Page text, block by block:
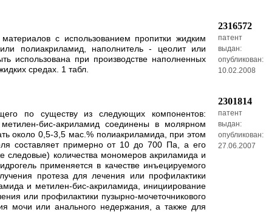
с использованием пропитки жидким
полиакриламид, наполнитель - цеолит или
использована при производстве наполненных
средах. 1 табл.
2316572
патент
выдан:
опубликован:
10.02.2008
по существу из следующих компонентов:
бис-акриламид соединены в молярном
около 0,5-3,5 мас.% полиакриламида, при этом
составляет примерно от 10 до 700 Па, а его
следовые) количества мономеров акриламида и
применяется в качестве инъецируемого
протеза для лечения или профилактики
и метилен-бис-акриламида, инициирование
или профилактики пузырно-мочеточникового
мочи или анального недержания, а также для
2301814
патент
выдан:
опубликован:
27.06.2007